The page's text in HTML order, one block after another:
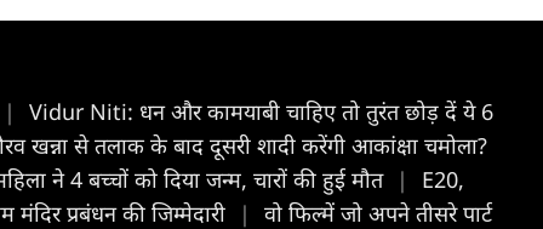
|
Vidur Niti: धन और कामयाबी चाहिए तो तुरंत छोड़ दें ये 6
खन्ना से तलाक के बाद दूसरी शादी करेंगी आकांक्षा चमोला?
ने 4 बच्चों को दिया जन्म, चारों की हुई मौत |
E20,
प्रबंधन की जिम्मेदारी |
वो फिल्में जो अपने तीसरे पार्ट